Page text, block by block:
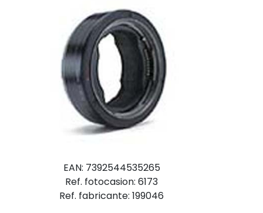
EAN: 7392544535265
Ref. fotocasion: 6173
Ref. fabricante: 199046